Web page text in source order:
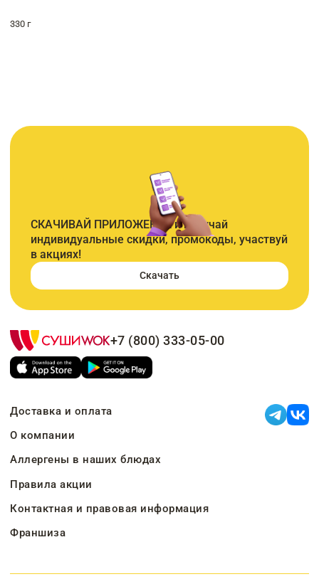
330 г
СКАЧИВАЙ ПРИЛОЖЕНИЕ и получай
индивидуальные скидки, промокоды, участвуй
в акциях!
Скачать
+7 (800) 333-05-00
Доставка и оплата
О компании
Аллергены в наших блюдах
Правила акции
Контактная и правовая информация
Франшиза